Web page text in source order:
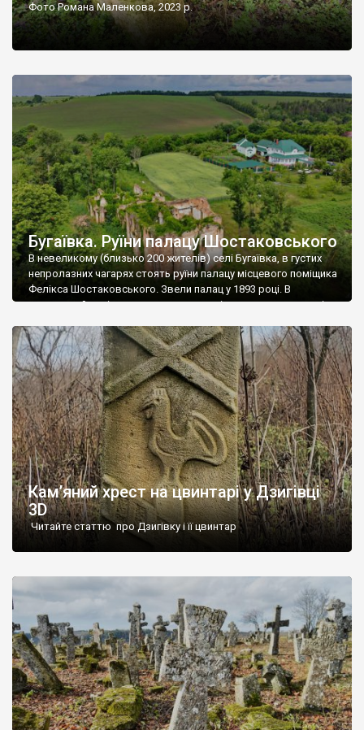
Фото Романа Маленкова, 2023 р.
Бугаївка. Руїни палацу Шостаковського
В невеликому (близько 200 жителів) селі Бугаївка, в густих
непролазних чагарях стоять руїни палацу місцевого поміщика
Фелікса Шостаковського. Звели палац у 1893 році. В
радянський період у ньому спочатку містилася школа, потім
століття тут розмістили туберкульозну лікарню. Коли із
палацу виїхала лікарня – ми точно не […]
Кам’яний хрест на цвинтарі у Дзигівці
3D
Читайте статтю про Дзигівку і її цвинтар